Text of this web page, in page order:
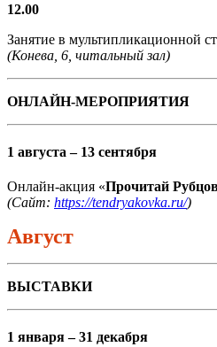
12.00
Занятие в мультипликационной
(Конева, 6, читальный зал)
ОНЛАЙН-МЕРОПРИЯТИЯ
1 августа – 13 сентября
Онлайн-акция «Прочитай
(Сайт: https://tendryakovka.ru/)
Август
ВЫСТАВКИ
1 января – 31 декабря